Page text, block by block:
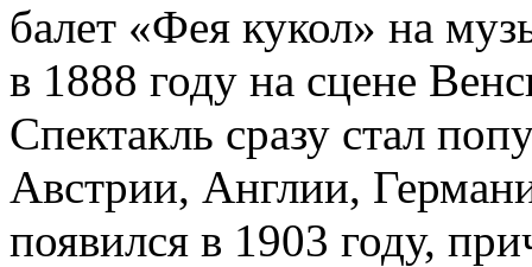
балет «Фея кукол» на
в 1888 году на сцене
Спектакль сразу стал
Австрии, Англии,
появился в 1903 году,